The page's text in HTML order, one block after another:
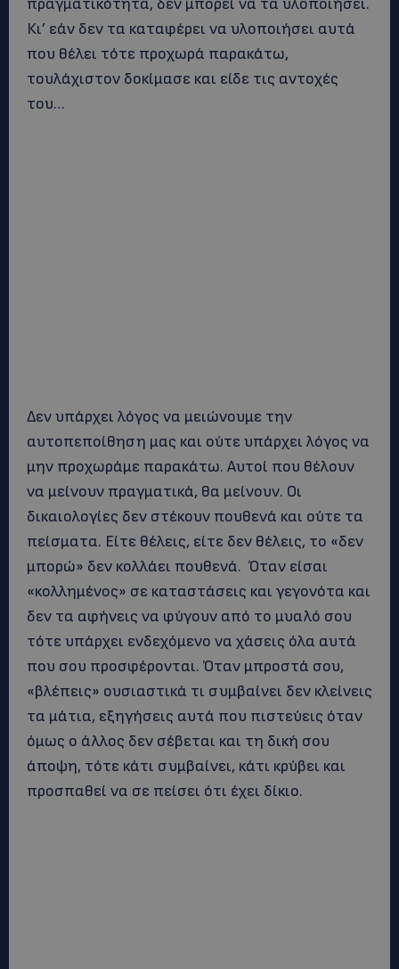
πραγματικότητα, δεν μπορεί να τα υλοποιήσει.
Κι’ εάν δεν τα καταφέρει να υλοποιήσει αυτά
που θέλει τότε προχωρά παρακάτω,
τουλάχιστον δοκίμασε και είδε τις αντοχές
του…
Δεν υπάρχει λόγος να μειώνουμε την
αυτοπεποίθηση μας και ούτε υπάρχει λόγος να
μην προχωράμε παρακάτω. Αυτοί που θέλουν
να μείνουν πραγματικά, θα μείνουν. Οι
δικαιολογίες δεν στέκουν πουθενά και ούτε τα
πείσματα. Είτε θέλεις, είτε δεν θέλεις, το «δεν
μπορώ» δεν κολλάει πουθενά. Όταν είσαι
«κολλημένος» σε καταστάσεις και γεγονότα και
δεν τα αφήνεις να φύγουν από το μυαλό σου
τότε υπάρχει ενδεχόμενο να χάσεις όλα αυτά
που σου προσφέρονται. Όταν μπροστά σου,
«βλέπεις» ουσιαστικά τι συμβαίνει δεν κλείνεις
τα μάτια, εξηγήσεις αυτά που πιστεύεις όταν
όμως ο άλλος δεν σέβεται και τη δική σου
άποψη, τότε κάτι συμβαίνει, κάτι κρύβει και
προσπαθεί να σε πείσει ότι έχει δίκιο.